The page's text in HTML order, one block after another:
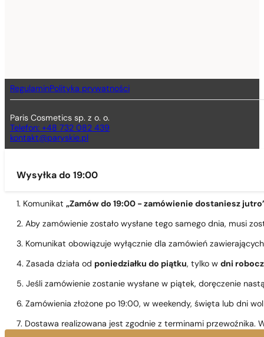
RegulaminPolityka prywatności
Paris Cosmetics sp. z o. o.
Telefon: +48 732 082 439
kontakt@paryskie.pl
Wysyłka do 19:00
1. Komunikat „Zamów do 19:00 - zamówienie dostaniesz
2. Aby zamówienie zostało wysłane tego samego dnia, musi
3. Komunikat obowiązuje wyłącznie dla zamówień
4. Zasada działa od poniedziałku do piątku, tylko w dni
5. Jeśli zamówienie zostanie wysłane w piątek, doręczenie
6. Zamówienia złożone po 19:00, w weekendy, święta lub dni
7. Dostawa realizowana jest zgodnie z terminami przewoźnika.